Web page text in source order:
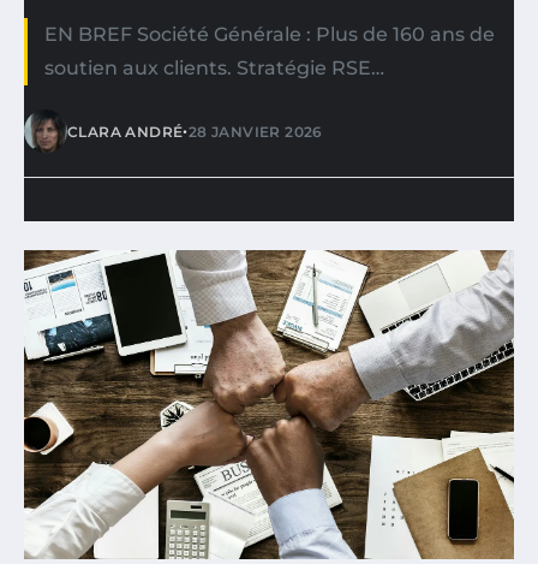
EN BREF Société Générale : Plus de 160 ans de
soutien aux clients. Stratégie RSE…
CLARA ANDRÉ•28 JANVIER 2026